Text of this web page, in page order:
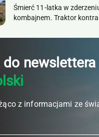
Śmierć 11-latka w
kombajnem. Traktor
do newslettera
z informacjami ze